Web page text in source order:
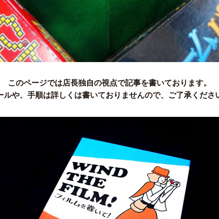
このページでは店長独自の視点で記事を書いております。
ルや、手順は詳しくは書いておりませんので、ご了承くださ